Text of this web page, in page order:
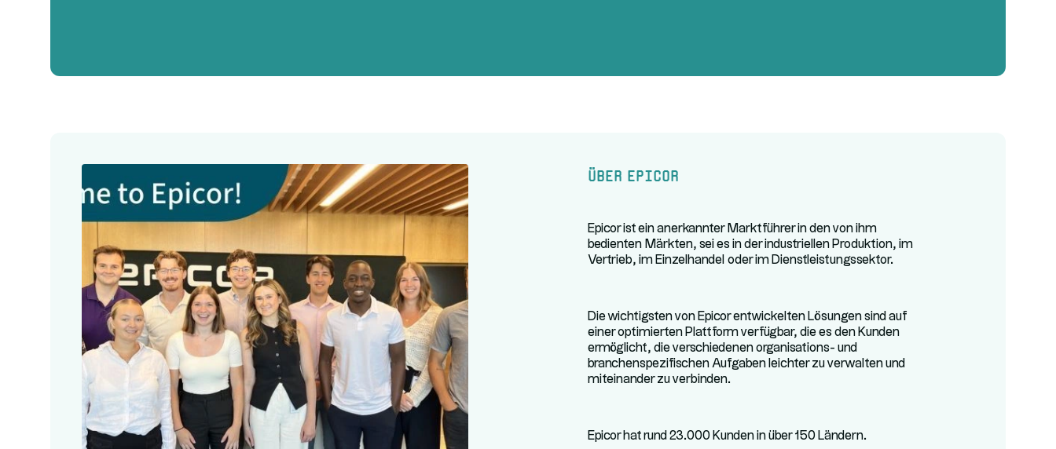
Über Epicor
Epicor ist ein anerkannter Marktführer in den von ihm
bedienten Märkten, sei es in der industriellen Produktion, im
Vertrieb, im Einzelhandel oder im Dienstleistungssektor.
Die wichtigsten von Epicor entwickelten Lösungen sind auf
einer optimierten Plattform verfügbar, die es den Kunden
ermöglicht, die verschiedenen organisations- und
branchenspezifischen Aufgaben leichter zu verwalten und
miteinander zu verbinden.
Epicor hat rund 23.000 Kunden in über 150 Ländern.